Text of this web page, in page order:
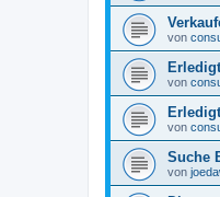
von
von
von
Suche
von